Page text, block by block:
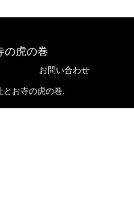
の虎の巻
お問い合わせ
お寺の虎の巻.